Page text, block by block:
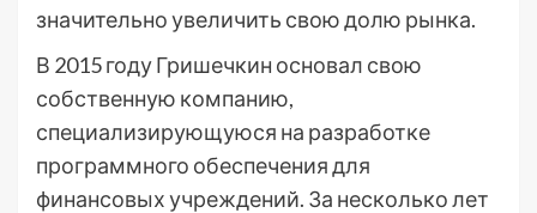
значительно увеличить свою долю рынка.
В 2015 году Гришечкин основал свою
собственную компанию,
специализирующуюся на разработке
программного обеспечения для
финансовых учреждений. За несколько лет